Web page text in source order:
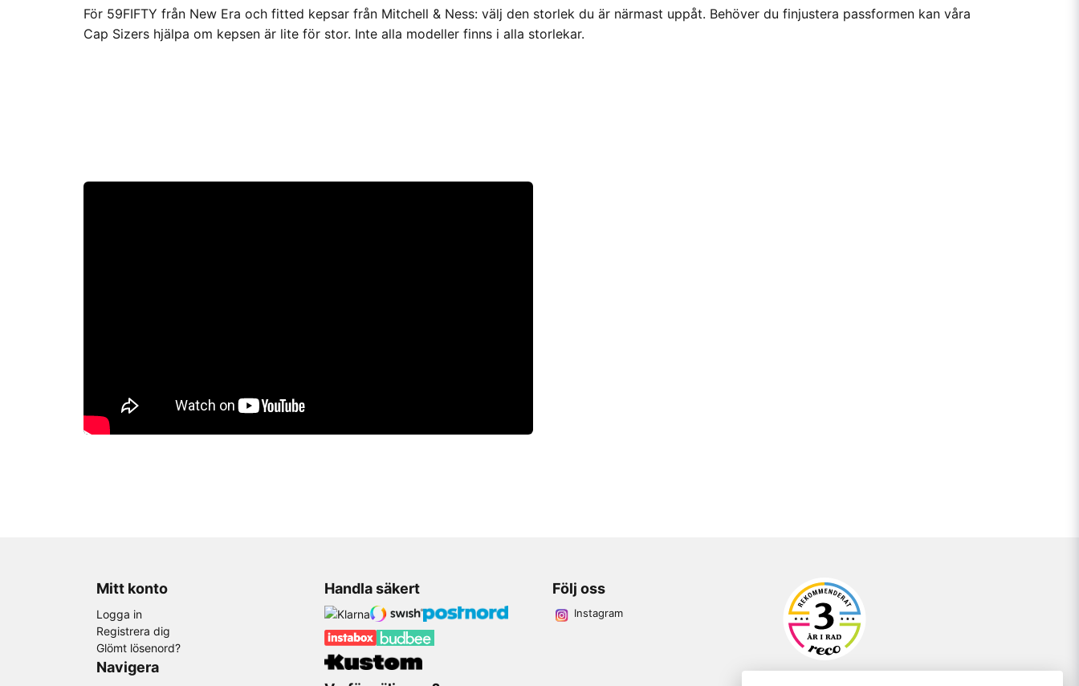
För 59FIFTY från New Era och fitted kepsar från Mitchell & Ness: välj den storlek du är närmast uppåt. Behöver du finjustera passformen kan våra
Cap Sizers hjälpa om kepsen är lite för stor. Inte alla modeller finns i alla storlekar.
Mitt konto
Logga in
Registrera dig
Glömt lösenord?
Navigera
Handla säkert Följ oss
Instagram